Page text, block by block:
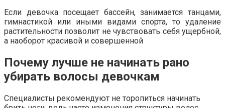
Если девочка посещает бассейн, занимается танцами,
гимнастикой или иными видами спорта, то удаление
растительности позволит не чувствовать себя ущербной,
а наоборот красивой и совершенной
Почему лучше не начинать рано
убирать волосы девочкам
Специалисты рекомендуют не торопиться начинать